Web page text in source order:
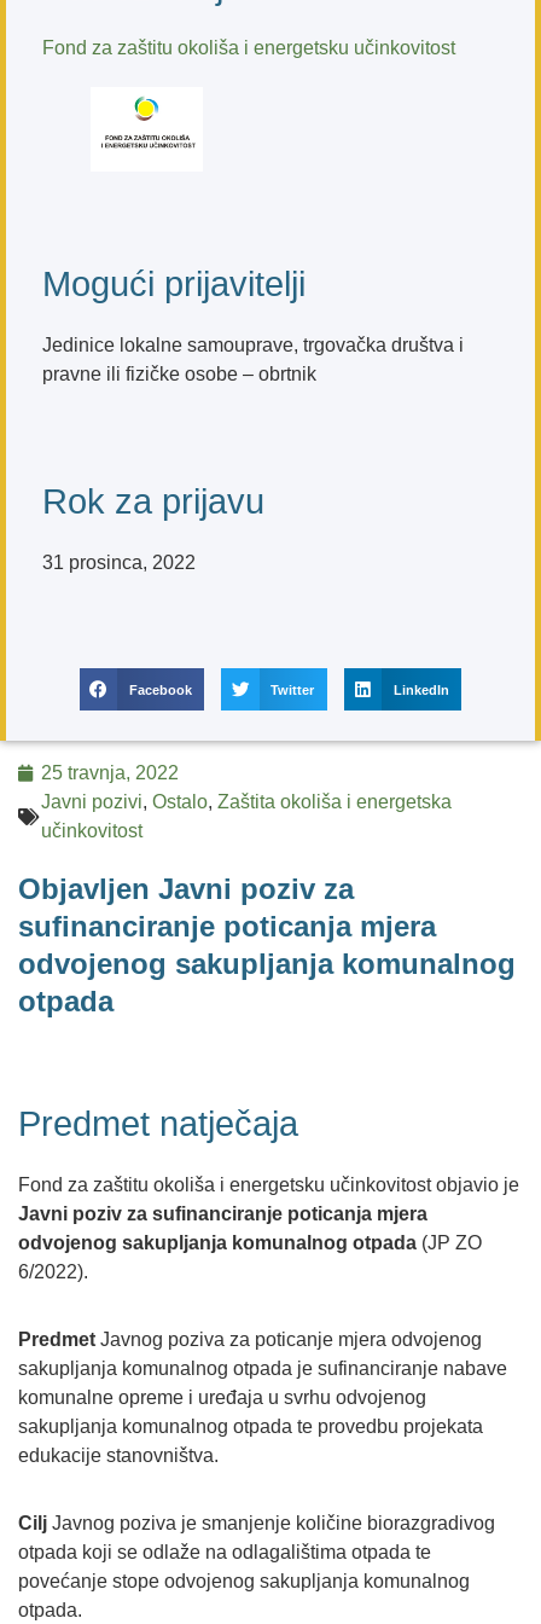
Fond za zaštitu okoliša i energetsku učinkovitost
Mogući prijavitelji
Jedinice lokalne samouprave, trgovačka društva i
pravne ili fizičke osobe – obrtnik
Rok za prijavu
31 prosinca, 2022
Facebook Twitter LinkedIn
25 travnja, 2022
Javni pozivi, Ostalo, Zaštita okoliša i energetska
učinkovitost
Objavljen Javni poziv za
sufinanciranje poticanja mjera
odvojenog sakupljanja komunalnog
otpada
Predmet natječaja
Fond za zaštitu okoliša i energetsku učinkovitost objavio je
Javni poziv za sufinanciranje poticanja mjera
odvojenog sakupljanja komunalnog otpada (JP ZO
6/2022).
Predmet Javnog poziva za poticanje mjera odvojenog
sakupljanja komunalnog otpada je sufinanciranje nabave
komunalne opreme i uređaja u svrhu odvojenog
sakupljanja komunalnog otpada te provedbu projekata
edukacije stanovništva.
Cilj Javnog poziva je smanjenje količine biorazgradivog
otpada koji se odlaže na odlagalištima otpada te
povećanje stope odvojenog sakupljanja komunalnog
otpada.